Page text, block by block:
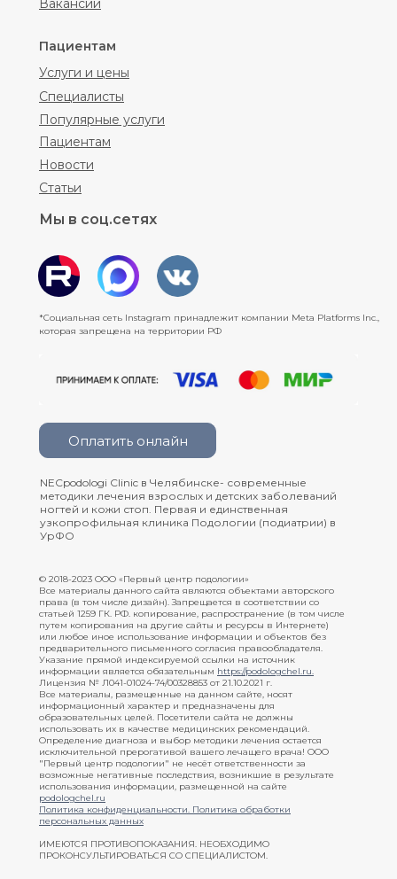
Вакансии
Пациентам
NECpodologi Clinic в Челябинске- современные
методики лечения взрослых и детских заболеваний
ногтей и кожи стоп. Первая и единственная
узкопрофильная клиника Подологии (подиатрии) в
УрФО
© 2018-2023 ООО «Первый центр подологии»
Все материалы данного сайта являются объектами авторского
права (в том числе дизайн). Запрещается в соответствии со
статьей 1259 ГК. РФ. копирование, распространение (в том числе
путем копирования на другие сайты и ресурсы в Интернете)
или любое иное использование информации и объектов без
предварительного письменного согласия правообладателя.
Указание прямой индексируемой ссылки на источник
информации является обязательным https://podologchel.ru.
Лицензия № Л041-01024-74/00328853 от 21.10.2021 г.
Все материалы, размещенные на данном сайте, носят
информационный характер и предназначены для
образовательных целей. Посетители сайта не должны
использовать их в качестве медицинских рекомендаций.
Определение диагноза и выбор методики лечения остается
исключительной прерогативой вашего лечащего врача! ООО
"Первый центр подологии" не несёт ответственности за
возможные негативные последствия, возникшие в результате
использования информации, размещенной на сайте
podologchel.ru
Политика конфиденциальности. Политика обработки
персональных данных
ИМЕЮТСЯ ПРОТИВОПОКАЗАНИЯ. НЕОБХОДИМО
ПРОКОНСУЛЬТИРОВАТЬСЯ СО СПЕЦИАЛИСТОМ.
Услуги и цены
Мы в соц.сетях
Оплатить онлайн
Специалисты
Популярные услуги
Пациентам
Новости
Статьи
*Социальная сеть Instagram принадлежит компании Meta Platforms Inc.,
которая запрещена на территории РФ